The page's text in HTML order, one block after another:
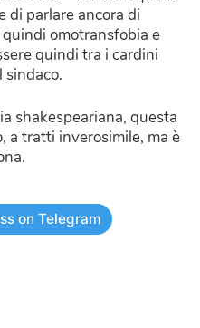
di parlare ancora di
omotransfobia e
quindi tra i cardini
sindaco.
shakespeariana, questa
a tratti inverosimile, ma è
on Telegram